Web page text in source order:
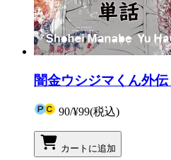
闇金ウシジマくん外
90/¥99(税込)
カートに追加